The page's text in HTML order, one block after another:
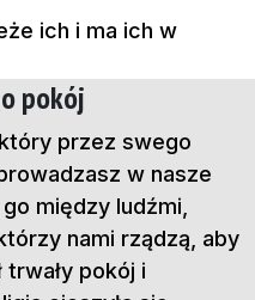
ich i ma ich w
pokój
przez swego
w nasze
między ludźmi,
nami rządzą, aby
trwały pokój i